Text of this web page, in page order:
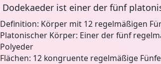
Dodekaederist einer der fünf
Definition: Körper mit 12 regelmäßigen
Platonischer Körper: Einer der fünf
Polyeder
Flächen: 12 kongruente regelmäßige